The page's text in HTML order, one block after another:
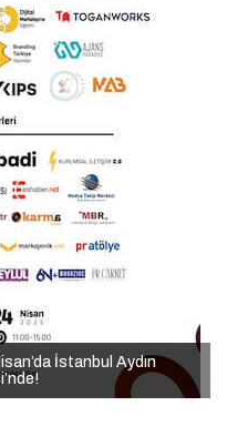
İstanbul Aydın
İstanbul Aydın